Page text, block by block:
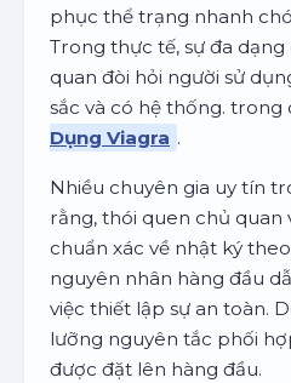
phục thể trạng nhanh
Trong thực tế, sự đa
quan đòi hỏi người sử
sắc và có hệ thống. trong
Dụng Viagra .
Nhiều chuyên gia uy tín
rằng, thói quen chủ quan
chuẩn xác về nhật ký
nguyên nhân hàng đầu
việc thiết lập sự an toàn.
lưỡng nguyên tắc phối
được đặt lên hàng đầu.